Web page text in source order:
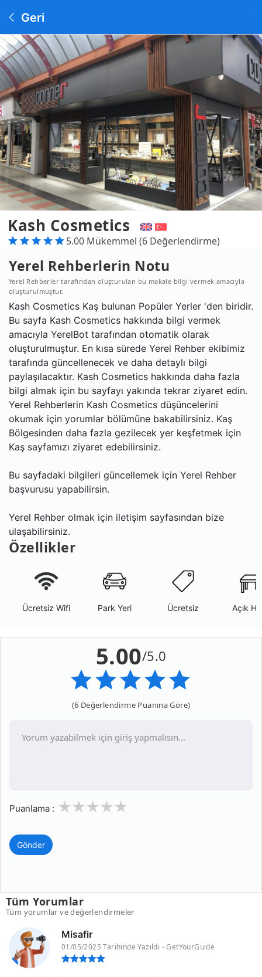
Geri
Kash Cosmetics
5.00 Mükemmel (6 Değerlendirme)
Yerel Rehberlerin Notu
Yerel Rehberler tarafından oluşturulan bu makale bilgi vermek amacıyla
oluşturulmuştur.
Kash Cosmetics Kaş bulunan Popüler Yerler 'den biridir.
Bu sayfa Kash Cosmetics hakkında bilgi vermek
amacıyla YerelBot tarafından otomatik olarak
oluşturulmuştur. En kısa sürede Yerel Rehber ekibimiz
tarafında güncellenecek ve daha detaylı bilgi
paylaşılacaktır. Kash Cosmetics hakkında daha fazla
bilgi almak için bu sayfayı yakında tekrar ziyaret edin.
Yerel Rehberlerin Kash Cosmetics düşüncelerini
okumak için yorumlar bölümüne bakabilirsiniz. Kaş
Bölgesinden daha fazla gezilecek yer keşfetmek için
Kaş sayfamızı ziyaret edebilirsiniz.
Bu sayfadaki bilgileri güncellemek için Yerel Rehber
başvurusu yapabilirsin.
Yerel Rehber olmak için iletişim sayfasından bize
ulaşabilirsiniz.
Özellikler
Ücretsiz Wifi Park Yeri Ücretsiz Açık
5.00/5.0
(6 Değerlendirme Puanına Göre)
Puanlama : 3
2
1
Gönder
Tüm Yorumlar
Tüm yorumlar ve değerlendirmeler
Misafir
01/05/2025 Tarihinde Yazıldı - GetYourGuide